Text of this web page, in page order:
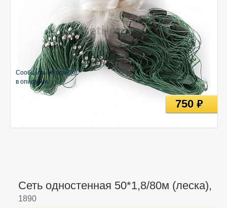
Сеть одностенная 50*1,8/80м (леска),
1890
Сообщить об ошибке
в описании
750руб